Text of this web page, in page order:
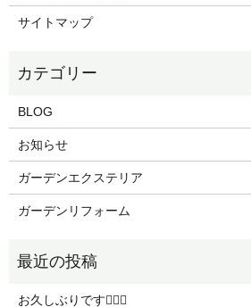
サイトマップ
BLOG
お知らせ
ガーデンエクステリア
ガーデンリフォーム
お久しぶりです🙇🏻‍♀️